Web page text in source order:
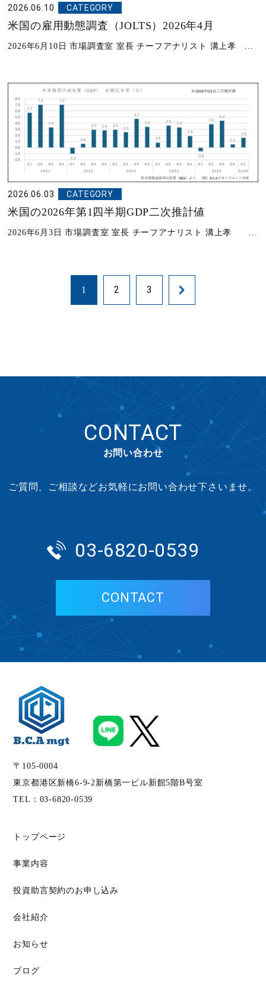
2026.06.10 CATEGORY
米国の雇用動態調査（JOLTS）2026年4月
2026年6月10日 市場調査室 室長 チーフアナリスト 溝上孝 ...
2026.06.03 CATEGORY
米国の2026年第1四半期GDP二次推計値
2026年6月3日 市場調査室 室長 チーフアナリスト 溝上孝 ...
1 2 3
CONTACT
お問い合わせ
ご質問、ご相談などお気軽にお問い合わせ下さいませ。
03-6820-0539
CONTACT
〒105-0004
東京都港区新橋6-9-2新橋第一ビル新館5階B号室
TEL： 03-6820-0539
トップページ
事業内容
投資助言契約のお申し込み
会社紹介
お知らせ
ブログ